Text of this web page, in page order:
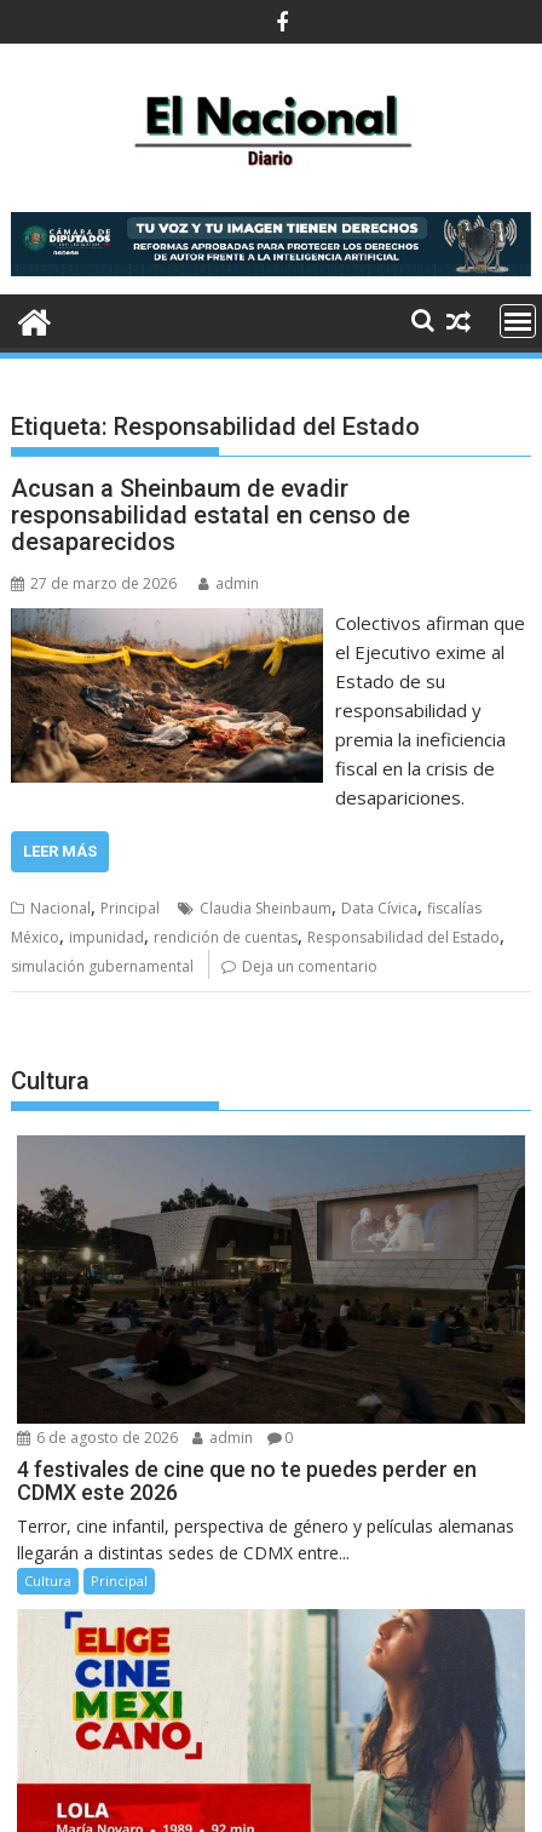
al
Etiqueta: Responsabilidad del Estado
Acusan a Sheinbaum de evadir
responsabilidad estatal en censo de
desaparecidos
27 de marzo de 2026 admin
Colectivos afirman que
el Ejecutivo exime al
Estado de su
responsabilidad y
premia la ineficiencia
fiscal en la crisis de
desapariciones.
LEER MÁS
Nacional, Principal Claudia Sheinbaum, Data Cívica,fiscalías
México, impunidad, rendición de cuentas, Responsabilidad del Estado,
simulación gubernamental Deja un comentario
Cultura
6 de agosto de 2026 admin 0
4 festivales de cine que no te puedes perder en
CDMX este 2026
Terror, cine infantil, perspectiva de género y películas alemanas
llegarán a distintas sedes de CDMX entre...
Cultura Principal